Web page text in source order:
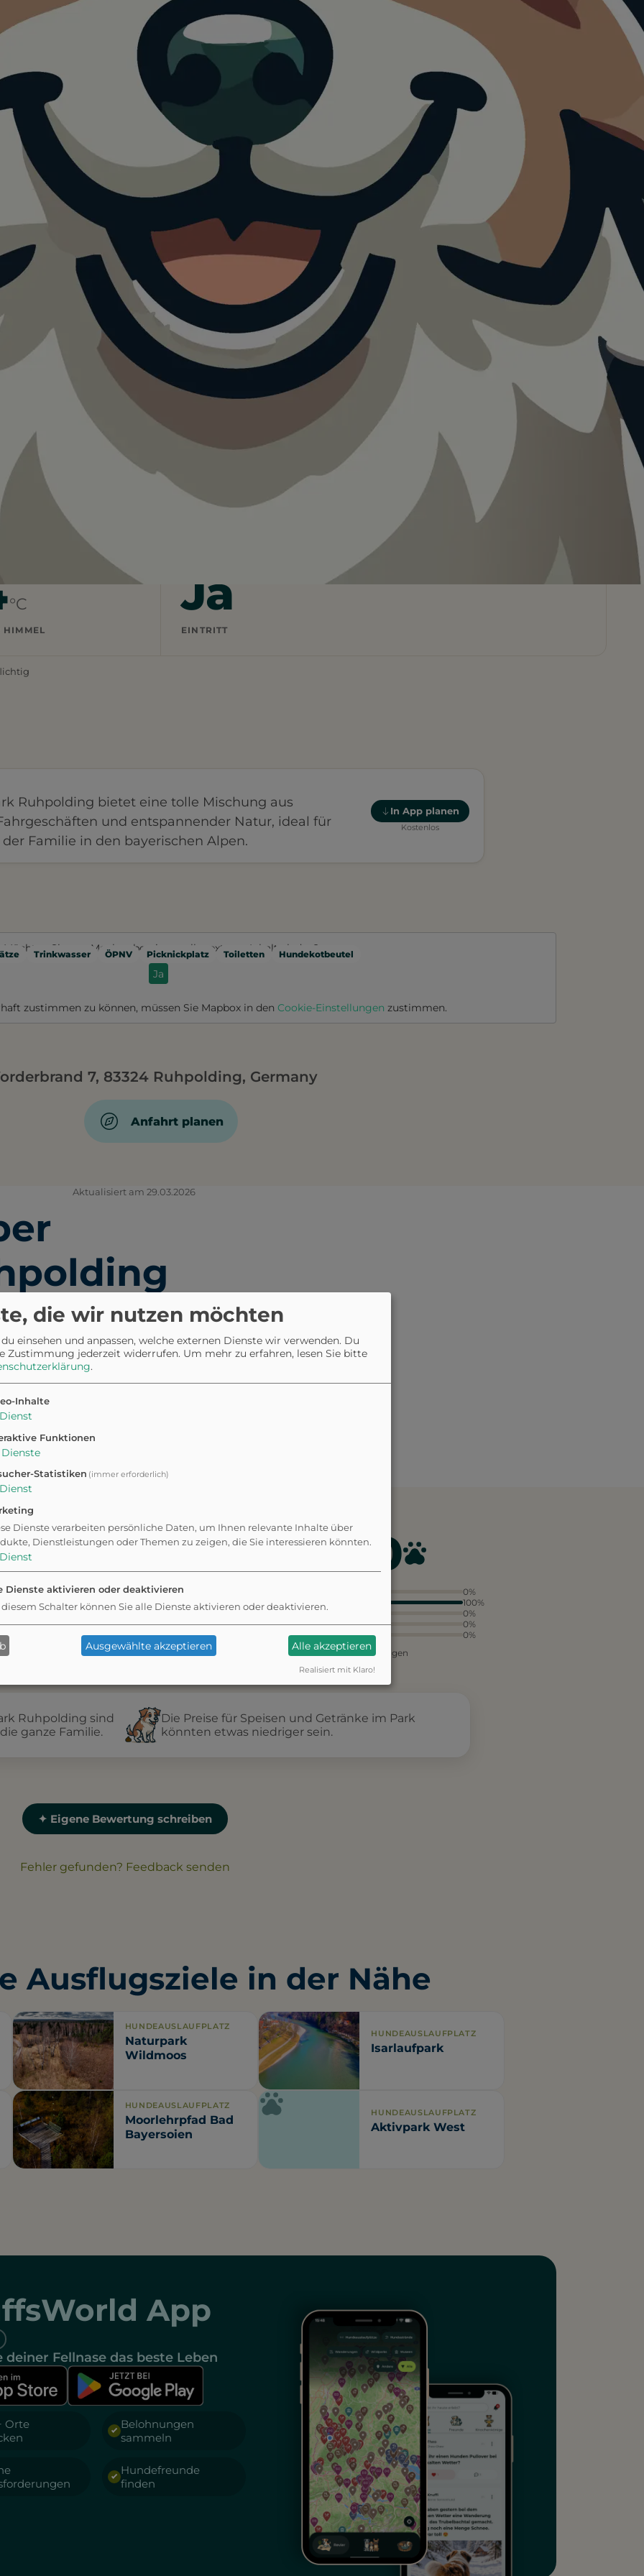
Visualisierung · KI
In App speichern
Ruhpolding
Freizeitpark Ruhpolding.
mit Hund.
°C
HIMMEL
Ja
EINTRITT
Ruhpolding bietet eine tolle Mischung aus
und entspannender Natur, ideal für
Familie in den bayerischen Alpen.
In App planen
Kostenlos
Trinkwasser ÖPNV Picknickplatz Toiletten Hundekotbeutel
Möchten Sie von Mapbox bereitgestellte externe Inhalte laden?
Ja
zustimmen zu können, müssen Sie Mapbox in den Cookie-Einstellungen zustimmen.
7, 83324 Ruhpolding, Germany
Anfahrt planen
Aktualisiert am 29.03.2026
willkommen. Schnüffelt
auf unseren Hundewegen.
euren Zweibeiner sicher
gibt genug
Schwanz wedeln vor
4.0
0%
100%
0%
2
0%
1
0%
aus 1 Bewertungen
Ruhpolding sind
ganze Familie.
Die Preise für Speisen und Getränke im Park
könnten etwas niedriger sein.
✦ Eigene Bewertung schreiben
Fehler gefunden? Feedback senden
Ausflugsziele in der Nähe
HUNDEAUSLAUFPLATZ
Naturpark
Wildmoos
HUNDEAUSLAUFPLATZ
Isarlaufpark
HUNDEAUSLAUFPLATZ
Moorlehrpfad Bad
Bayersoien
HUNDEAUSLAUFPLATZ
Aktivpark West
App
deiner Fellnase das beste Leben
Orte
Belohnungen
sammeln
Hundefreunde
finden
die wir nutzen möchten
einsehen und anpassen, welche externen Dienste wir verwenden. Du
Zustimmung jederzeit widerrufen. Um mehr zu erfahren, lesen Sie bitte
.
Inhalte
Dienst
Funktionen
Dienste
Statistiken (immer erforderlich)
Dienst
Dienste verarbeiten persönliche Daten, um Ihnen relevante Inhalte über
Dienstleistungen oder Themen zu zeigen, die Sie interessieren könnten.
Dienst
Dienste aktivieren oder deaktivieren
diesem Schalter können Sie alle Dienste aktivieren oder deaktivieren.
Ausgewählte akzeptieren Alle akzeptieren
Realisiert mit Klaro!